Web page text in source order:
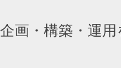
企画・構築・運